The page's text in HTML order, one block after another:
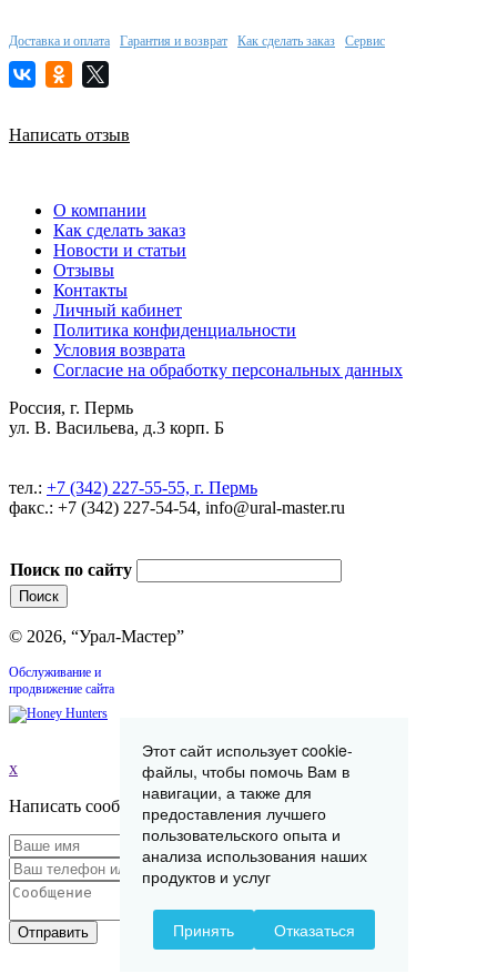
Доставка и оплата Гарантия и возврат Как сделать заказ Сервис
Написать отзыв
О компании
Как сделать заказ
Новости и статьи
Отзывы
Контакты
Личный кабинет
Политика конфиденциальности
Условия возврата
Согласие на обработку персональных данных
Россия, г. Пермь
ул. В. Васильева, д.3 корп. Б
тел.: +7 (342) 227-55-55, г. Пермь
факс.: +7 (342) 227-54-54, info@ural-master.ru
Поиск по сайту
© 2026, “Урал-Мастер”
Обслуживание и
продвижение сайта
x
Написать сообщение
Отправить
Этот сайт использует cookie-
файлы, чтобы помочь Вам в
навигации, а также для
предоставления лучшего
пользовательского опыта и
анализа использования наших
продуктов и услуг
Принять Отказаться